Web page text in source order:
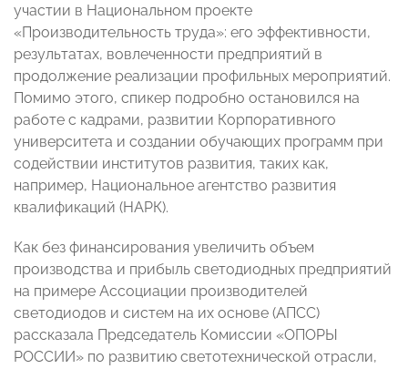
участии в Национальном проекте
«Производительность труда»: его эффективности,
результатах, вовлеченности предприятий в
продолжение реализации профильных мероприятий.
Помимо этого, спикер подробно остановился на
работе с кадрами, развитии Корпоративного
университета и создании обучающих программ при
содействии институтов развития, таких как,
например, Национальное агентство развития
квалификаций (НАРК).
Как без финансирования увеличить объем
производства и прибыль светодиодных предприятий
на примере Ассоциации производителей
светодиодов и систем на их основе (АПСС)
рассказала Председатель Комиссии «ОПОРЫ
РОССИИ» по развитию светотехнической отрасли,